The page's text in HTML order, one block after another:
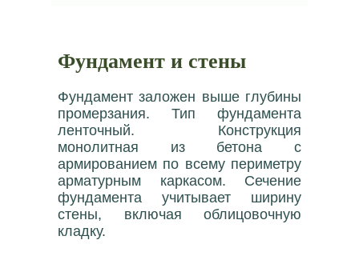
Фундамент и стены
Фундамент заложен выше глубины
промерзания. Тип фундамента
ленточный. Конструкция
монолитная из бетона с
армированием по всему периметру
арматурным каркасом. Сечение
фундамента учитывает ширину
стены, включая облицовочную
кладку.